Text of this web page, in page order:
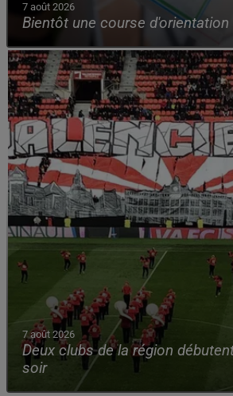
7 août 2026
Bientôt une course d'orientation
7 août 2026
Deux clubs de la région
soir